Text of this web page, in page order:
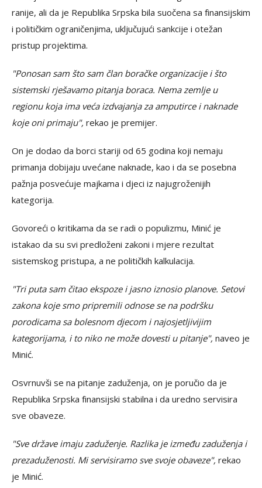
ranije, ali da je Republika Srpska bila suočena sa finansijskim
i političkim ograničenjima, uključujući sankcije i otežan
pristup projektima.
"Ponosan sam što sam član boračke organizacije i što
sistemski rješavamo pitanja boraca. Nema zemlje u
regionu koja ima veća izdvajanja za amputirce i naknade
koje oni primaju", rekao je premijer.
On je dodao da borci stariji od 65 godina koji nemaju
primanja dobijaju uvećane naknade, kao i da se posebna
pažnja posvećuje majkama i djeci iz najugroženijih
kategorija.
Govoreći o kritikama da se radi o populizmu, Minić je
istakao da su svi predloženi zakoni i mjere rezultat
sistemskog pristupa, a ne političkih kalkulacija.
"Tri puta sam čitao ekspoze i jasno iznosio planove. Setovi
zakona koje smo pripremili odnose se na podršku
porodicama sa bolesnom djecom i najosjetljivijim
kategorijama, i to niko ne može dovesti u pitanje", naveo je
Minić.
Osvrnuvši se na pitanje zaduženja, on je poručio da je
Republika Srpska finansijski stabilna i da uredno servisira
sve obaveze.
"Sve države imaju zaduženje. Razlika je između zaduženja i
prezaduženosti. Mi servisiramo sve svoje obaveze", rekao
je Minić.